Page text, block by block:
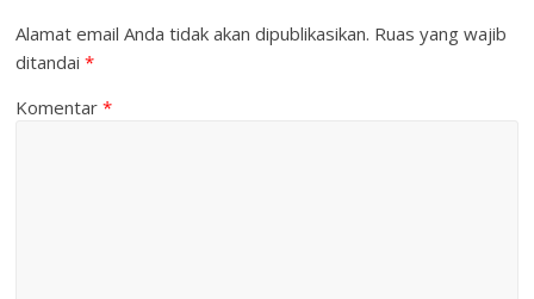
Alamat email Anda tidak akan dipublikasikan. Ruas yang wajib
ditandai*
Komentar*